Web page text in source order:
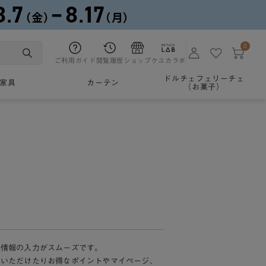
ご利用ガイド 閲覧履歴 ショップケユカラボ
0
家具 カーテン
ドルチェフェリーチェ
（お菓子）
報の入力がスムーズです。
ただけたりお得なポイントやマイページ、